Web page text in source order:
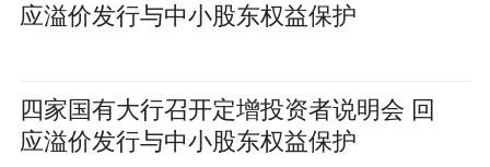
应溢价发行与中小股东权益保护
四家国有大行召开定增投资者说明会 回
应溢价发行与中小股东权益保护